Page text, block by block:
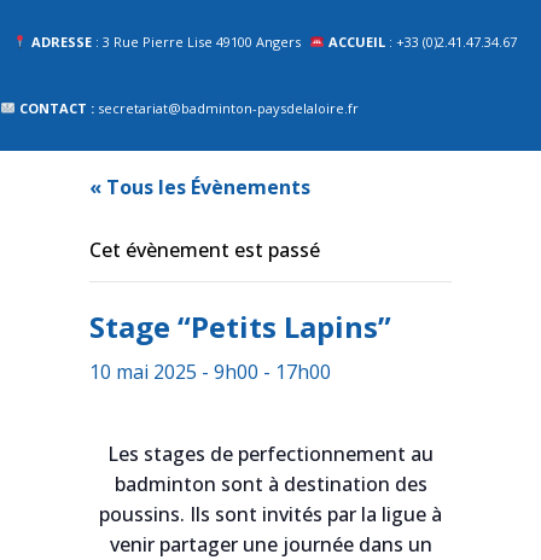
ADRESSE : 3 Rue Pierre Lise 49100 Angers ACCUEIL : +33 (0)2.41.47.34.67
CONTACT : secretariat@badminton-paysdelaloire.fr
« Tous les Évènements
Cet évènement est passé
Stage “Petits Lapins”
10 mai 2025 - 9h00 - 17h00
Les stages de perfectionnement au
badminton sont à destination des
poussins. Ils sont invités par la ligue à
venir partager une journée dans un